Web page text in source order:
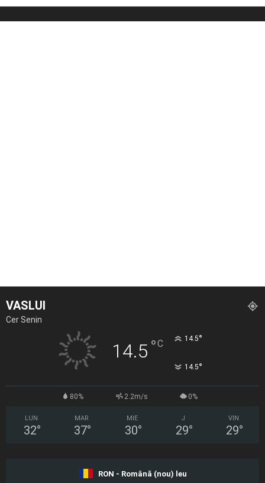
VASLUI
Cer Senin
14.5 °C 14.5°
14.5°
80% 2.2m/s 0%
LUN
32°
MAR
37°
MIE
30°
J
29°
VIN
29°
RON - Română (nou) leu